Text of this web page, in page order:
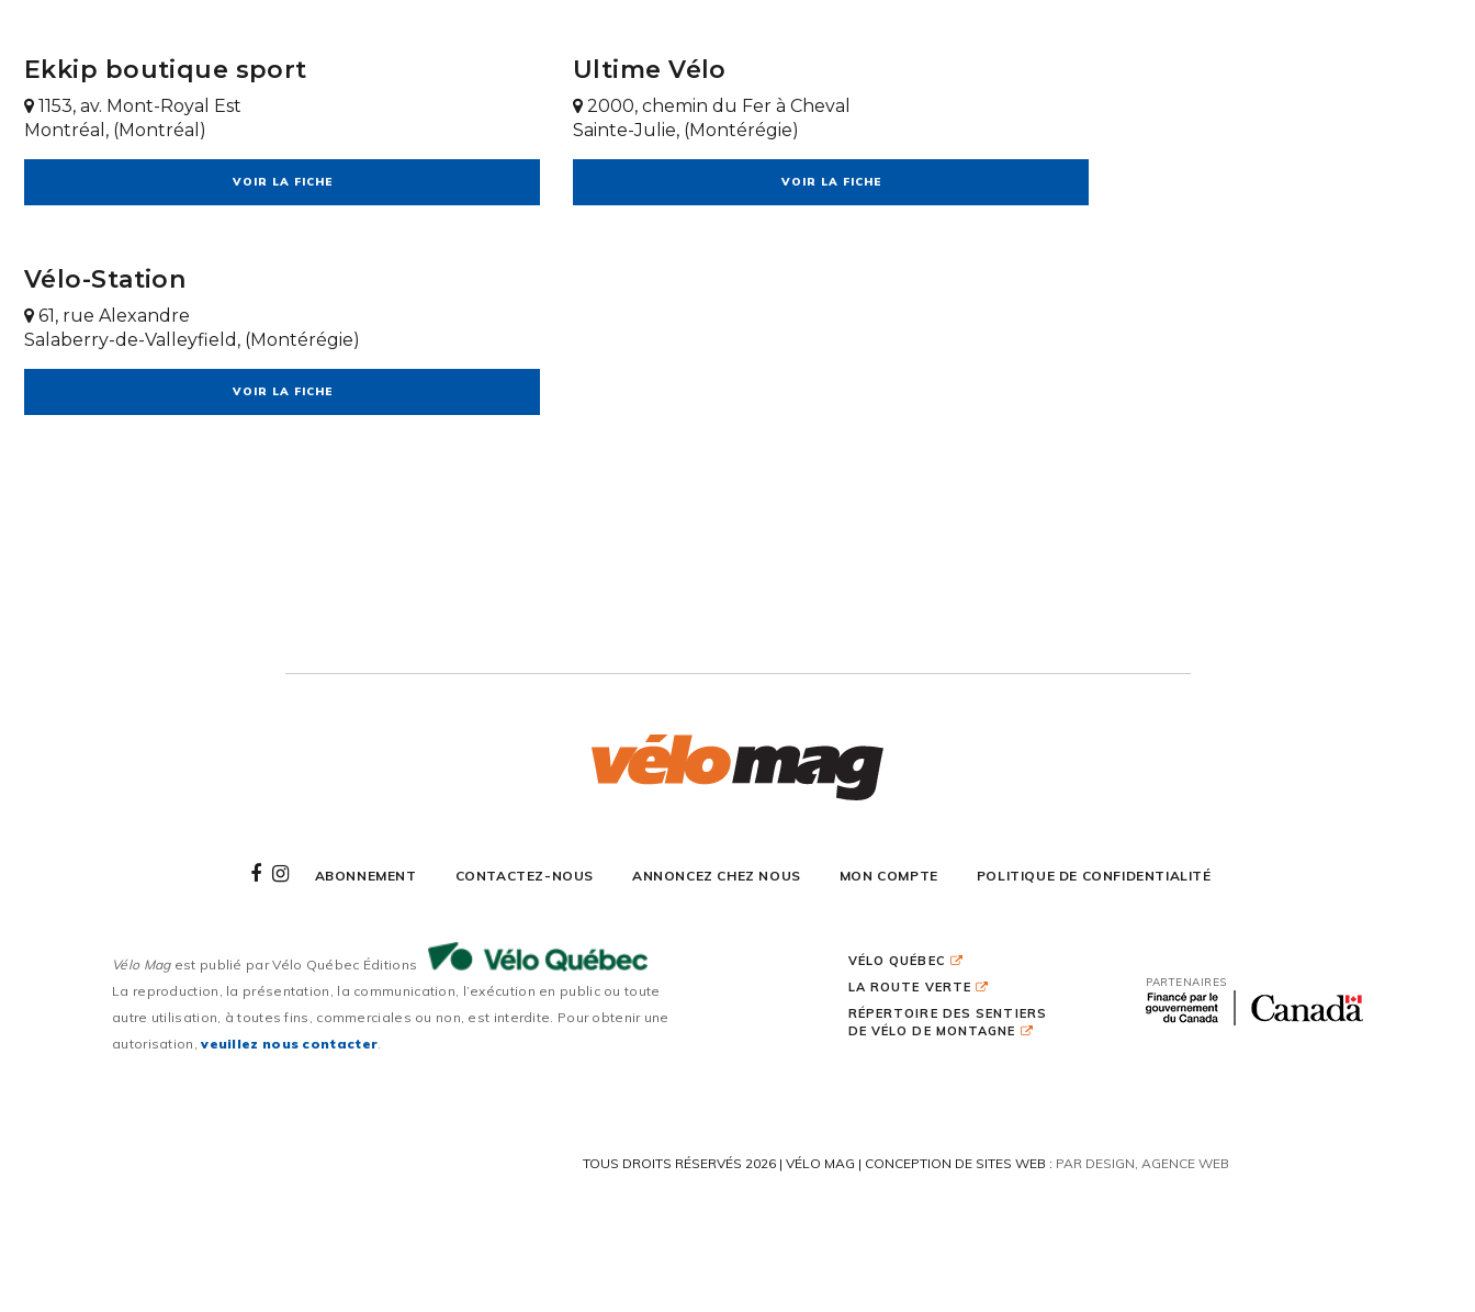
Ekkip boutique sport
1153, av. Mont-Royal Est
Montréal, (Montréal)
VOIR LA FICHE
Ultime Vélo
2000, chemin du Fer à Cheval
Sainte-Julie, (Montérégie)
VOIR LA FICHE
Vélo-Station
61, rue Alexandre
Salaberry-de-Valleyfield, (Montérégie)
VOIR LA FICHE
ABONNEMENT CONTACTEZ-NOUS ANNONCEZ CHEZ NOUS MON COMPTE POLITIQUE DE CONFIDENTIALITÉ
Vélo Magest publié par Vélo Québec Éditions
La reproduction, la présentation, la communication, l’exécution en public ou toute
autre utilisation, à toutes fins, commerciales ou non, est interdite. Pour obtenir une
autorisation,veuillez nous contacter.
VÉLO QUÉBEC
LA ROUTE VERTE
RÉPERTOIRE DES SENTIERS
DE VÉLO DE MONTAGNE
PARTENAIRES
TOUS DROITS RÉSERVÉS 2026 | VÉLO MAG | CONCEPTION DE SITES WEB : PAR DESIGN, AGENCE WEB